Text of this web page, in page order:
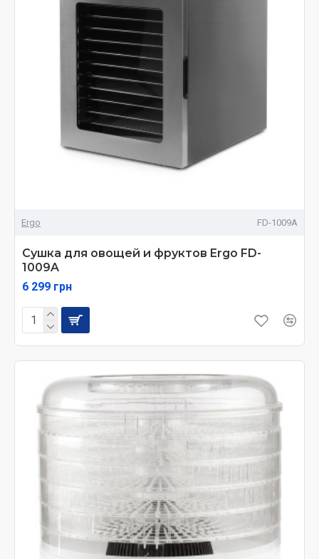
Ergo FD-1009A
Сушка для овощей и фруктов Ergo FD-
1009A
6 299 грн